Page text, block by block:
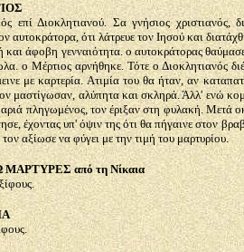
επί Διοκλητιανού. Σα γνήσιος
αυτοκράτορα, ότι λάτρευε τον Ιησού και
και άφοβη γενναιότητα. ο αυτοκράτορας
ο Μέρτιος αρνήθηκε. Τότε ο Διοκλητιανός
με καρτερία. Ατιμία του θα ήταν, αν
μαστίγωσαν, αλύπητα και σκληρά. Άλλ' ενώ
πληγωμένος, τον έριξαν στη φυλακή. Μετά
έχοντας υπ' όψιν της ότι θα πήγαινε στον
τον αξίωσε να φύγει με την τιμή του μαρτυρίου.
από τη Νίκαια